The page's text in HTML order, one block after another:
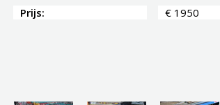
Prijs:
€ 1950